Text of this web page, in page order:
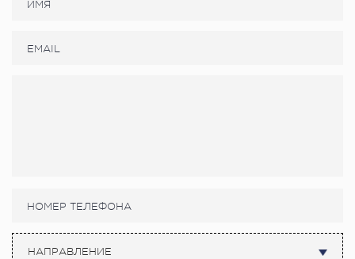
НАПРАВЛЕНИЕ